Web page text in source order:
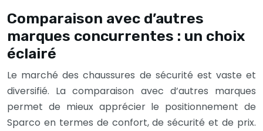
Comparaison avec d’autres
marques concurrentes : un choix
éclairé
Le marché des chaussures de sécurité est vaste et
diversifié. La comparaison avec d’autres marques
permet de mieux apprécier le positionnement de
Sparco en termes de confort, de sécurité et de prix.